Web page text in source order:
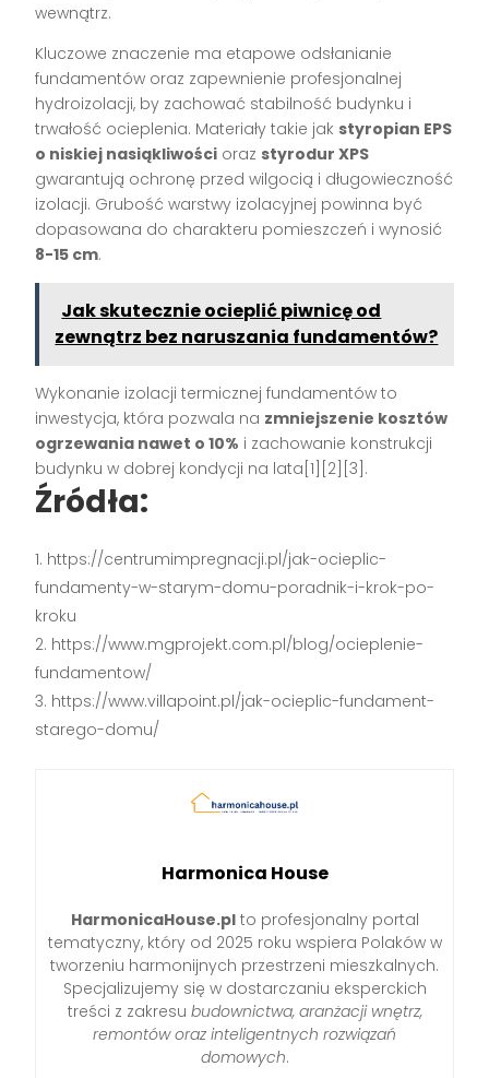
wewnątrz.
Kluczowe znaczenie ma etapowe odsłanianie
fundamentów oraz zapewnienie profesjonalnej
hydroizolacji, by zachować stabilność budynku i
trwałość ocieplenia. Materiały takie jak styropian EPS
o niskiej nasiąkliwości oraz styrodur XPS
gwarantują ochronę przed wilgocią i długowieczność
izolacji. Grubość warstwy izolacyjnej powinna być
dopasowana do charakteru pomieszczeń i wynosić
8-15 cm.
Jak skutecznie ocieplić piwnicę od
zewnątrz bez naruszania fundamentów?
Wykonanie izolacji termicznej fundamentów to
inwestycja, która pozwala na zmniejszenie kosztów
ogrzewania nawet o 10% i zachowanie konstrukcji
budynku w dobrej kondycji na lata[1][2][3].
Źródła:
https://centrumimpregnacji.pl/jak-ocieplic-
fundamenty-w-starym-domu-poradnik-i-krok-po-
kroku
https://www.mgprojekt.com.pl/blog/ocieplenie-
fundamentow/
https://www.villapoint.pl/jak-ocieplic-fundament-
starego-domu/
Harmonica House
HarmonicaHouse.plto profesjonalny portal
tematyczny, który od 2025 roku wspiera Polaków w
tworzeniu harmonijnych przestrzeni mieszkalnych.
Specjalizujemy się w dostarczaniu eksperckich
treści z zakresu budownictwa, aranżacji wnętrz,
remontów oraz inteligentnych rozwiązań
domowych.